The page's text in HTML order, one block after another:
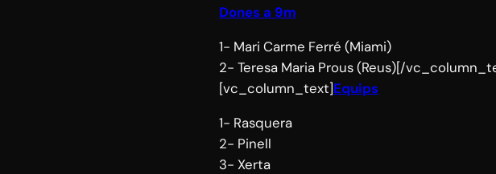
Dones a 9m
1- Mari Carme Ferré (Miami)
2- Teresa Maria Prous (Reus)[/
[vc_column_text]Equips
1- Rasquera
2- Pinell
3- Xerta